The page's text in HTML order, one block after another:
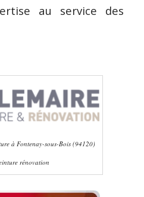
au service des
à Fontenay-sous-Bois (94120)
rénovation